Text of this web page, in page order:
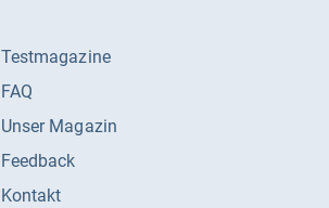
Testmagazine
FAQ
Unser Magazin
Feedback
Kontakt